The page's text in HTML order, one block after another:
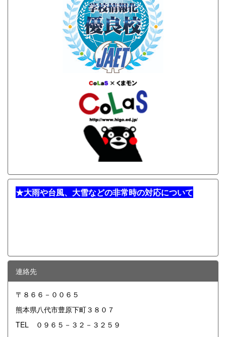
★大雨や台風、大雪などの非常時の対応について
連絡先
〒８６６－００６５
熊本県八代市豊原下町３８０７
TEL ０９６５－３２－３２５９